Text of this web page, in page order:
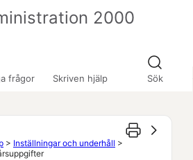
frågor Skriven hjälp Sök
2000
> Inställningar och underhåll >